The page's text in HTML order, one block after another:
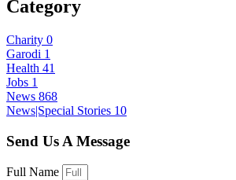
Category
Charity 0
Garodi 1
Health 41
Jobs 1
News 868
News|Special Stories 10
Send Us A Message
Full Name